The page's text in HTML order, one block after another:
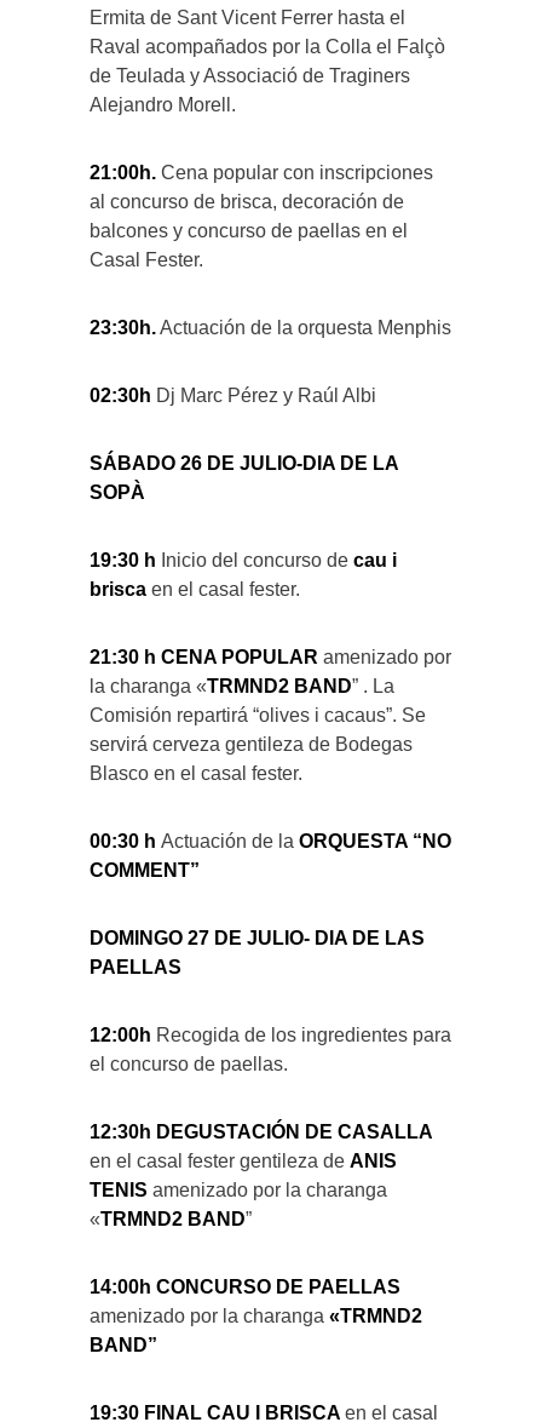
Ermita de Sant Vicent Ferrer hasta el
Raval acompañados por la Colla el Falçò
de Teulada y Associació de Traginers
Alejandro Morell.
21:00h. Cena popular con inscripciones
al concurso de brisca, decoración de
balcones y concurso de paellas en el
Casal Fester.
23:30h.Actuación de la orquesta Menphis
02:30h Dj Marc Pérez y Raúl Albi
SÁBADO 26 DE JULIO-DIA DE LA
SOPÀ
19:30 h Inicio del concurso de cau i
brisca en el casal fester.
21:30 h CENA POPULAR amenizado por
la charanga «TRMND2 BAND” . La
Comisión repartirá “olives i cacaus”. Se
servirá cerveza gentileza de Bodegas
Blasco en el casal fester.
00:30 h Actuación de la ORQUESTA “NO
COMMENT”
DOMINGO 27 DE JULIO- DIA DE LAS
PAELLAS
12:00h Recogida de los ingredientes para
el concurso de paellas.
12:30h DEGUSTACIÓN DE CASALLA
en el casal fester gentileza de ANIS
TENIS amenizado por la charanga
«TRMND2 BAND”
14:00h CONCURSO DE PAELLAS
amenizado por la charanga «TRMND2
BAND”
19:30 FINAL CAU I BRISCA en el casal